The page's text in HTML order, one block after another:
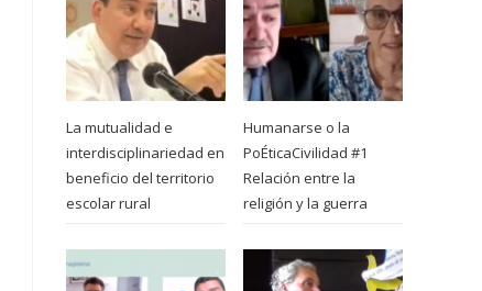
La mutualidad e
interdisciplinariedad en
beneficio del territorio
escolar rural
Humanarse o la
PoÉticaCivilidad #1
Relación entre la
religión y la guerra